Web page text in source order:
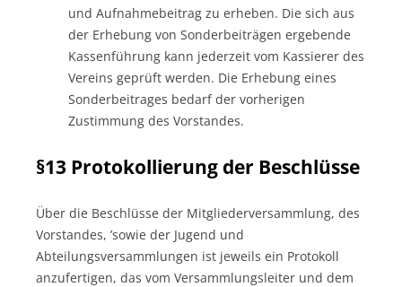
und Aufnahmebeitrag zu erheben. Die sich aus
der Erhebung von Sonderbeiträgen ergebende
Kassenführung kann jederzeit vom Kassierer des
Vereins geprüft werden. Die Erhebung eines
Sonderbeitrages bedarf der vorherigen
Zustimmung des Vorstandes.
§13 Protokollierung der Beschlüsse
Über die Beschlüsse der Mitgliederversammlung, des
Vorstandes, ’sowie der Jugend­ und
Abteilungsversammlungen ist jeweils ein Protokoll
anzufertigen, das vom Versammlungsleiter und dem